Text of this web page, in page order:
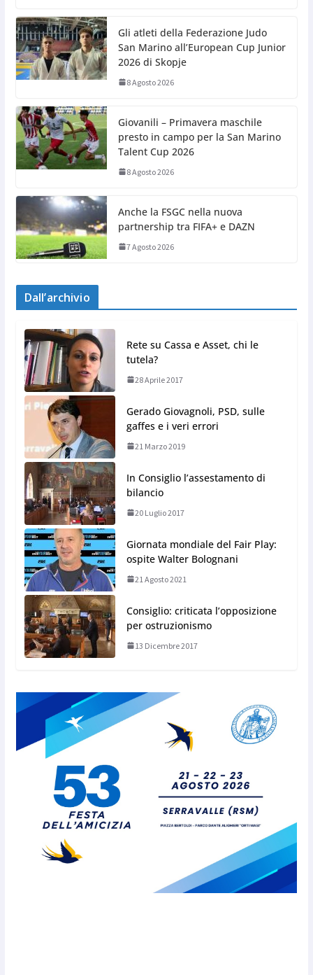
Gli atleti della Federazione Judo
San Marino all’European Cup Junior
2026 di Skopje
8 Agosto 2026
Giovanili – Primavera maschile
presto in campo per la San Marino
Talent Cup 2026
8 Agosto 2026
Anche la FSGC nella nuova
partnership tra FIFA+ e DAZN
7 Agosto 2026
Dall’archivio
Rete su Cassa e Asset, chi le
tutela?
28 Aprile 2017
Gerado Giovagnoli, PSD, sulle
gaffes e i veri errori
21 Marzo 2019
In Consiglio l’assestamento di
bilancio
20 Luglio 2017
Giornata mondiale del Fair Play:
ospite Walter Bolognani
21 Agosto 2021
Consiglio: criticata l’opposizione
per ostruzionismo
13 Dicembre 2017